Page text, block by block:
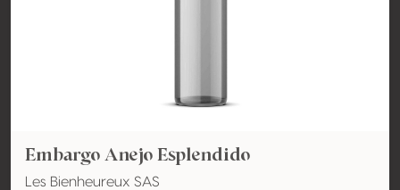
Embargo Anejo Esplendido
Les Bienheureux SAS